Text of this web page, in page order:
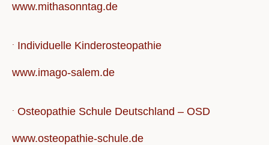
www.mithasonntag.de
. Individuelle Kinderosteopathie
www.imago-salem.de
. Osteopathie Schule Deutschland – OSD
www.osteopathie-schule.de